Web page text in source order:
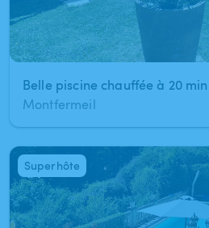
Montfermeil
1/7
Superhôte